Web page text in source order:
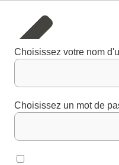
Choisissez votre nom
Choisissez un mot de